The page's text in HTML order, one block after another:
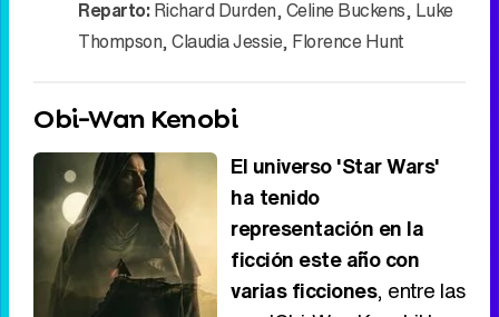
Reparto: Richard Durden,Celine Buckens, Luke
Thompson,Claudia Jessie, Florence Hunt
Obi-Wan Kenobi
El universo 'Star Wars'
ha tenido
representación en la
ficción este año con
varias ficciones, entre las